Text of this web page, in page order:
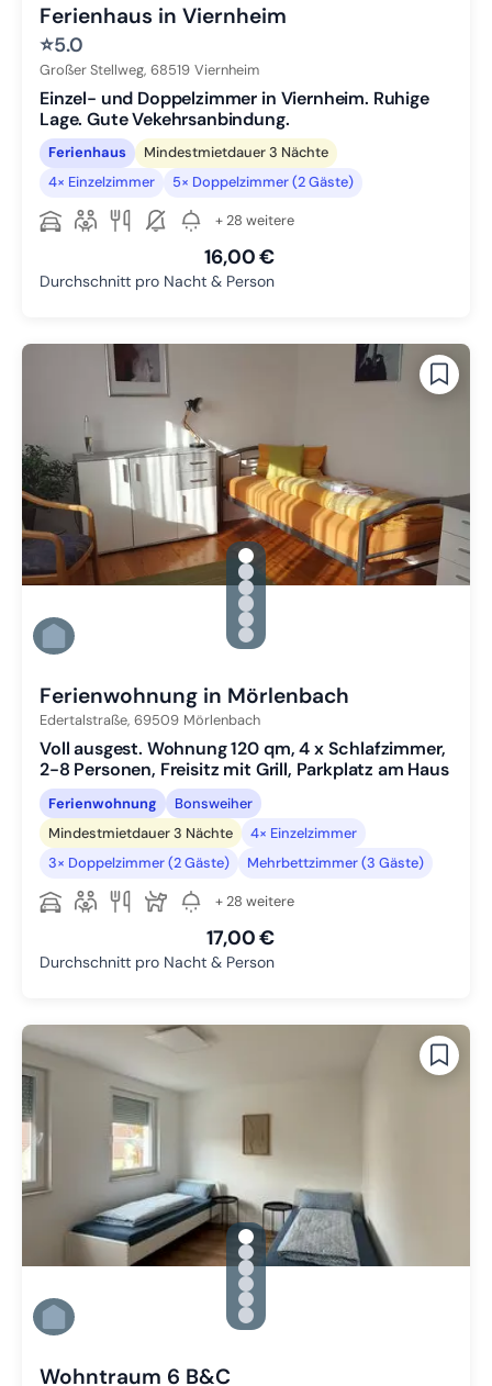
Ferienhaus in Viernheim
⭐5.0
Großer Stellweg, 68519 Viernheim
Einzel- und Doppelzimmer in Viernheim. Ruhige
Lage. Gute Vekehrsanbindung.
Ferienhaus
Mindestmietdauer 3 Nächte
4× Einzelzimmer
5× Doppelzimmer (2 Gäste)
+ 28 weitere
16,00 €
Durchschnitt pro Nacht & Person
gallery.slide_selector
Zu Slide 1 wechseln
Zu Slide 2 wechseln
Zu Slide 3 wechseln
Zu Slide 4 wechseln
Zu Slide 5 wechseln
Zu Slide 6 wechseln
Ferienwohnung in Mörlenbach
Edertalstraße, 69509 Mörlenbach
Voll ausgest. Wohnung 120 qm, 4 x Schlafzimmer,
2-8 Personen, Freisitz mit Grill, Parkplatz am Haus
Ferienwohnung
Bonsweiher
Mindestmietdauer 3 Nächte
4× Einzelzimmer
3× Doppelzimmer (2 Gäste)
Mehrbettzimmer (3 Gäste)
+ 28 weitere
17,00 €
Durchschnitt pro Nacht & Person
gallery.slide_selector
Zu Slide 1 wechseln
Zu Slide 2 wechseln
Zu Slide 3 wechseln
Zu Slide 4 wechseln
Zu Slide 5 wechseln
Zu Slide 6 wechseln
Wohntraum 6 B&C